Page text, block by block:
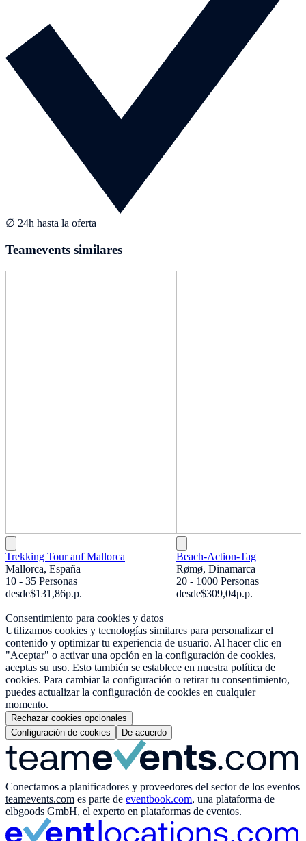
∅ 24h hasta la oferta
Teamevents similares
Trekking Tour auf Mallorca
Mallorca, España
10 - 35 Personas
desde$131,86p.p.
Beach-Action-Tag
Rømø, Dinamarca
20 - 1000 Personas
desde$309,04p.p.
Consentimiento para cookies y datos
Utilizamos cookies y tecnologías similares para personalizar el
contenido y optimizar tu experiencia de usuario. Al hacer clic en
"Aceptar" o activar una opción en la configuración de cookies,
aceptas su uso. Esto también se establece en nuestra política de
cookies. Para cambiar la configuración o retirar tu consentimiento,
puedes actualizar la configuración de cookies en cualquier
momento.
Rechazar cookies opcionales
Configuración de cookies
De acuerdo
Conectamos a planificadores y proveedores del sector de los eventos
teamevents.com es parte de eventbook.com, una plataforma de
elbgoods GmbH, el experto en plataformas de eventos.